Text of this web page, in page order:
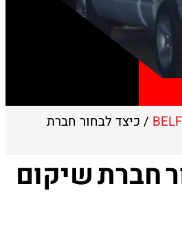
/ כיצד לבחור חברת
חברת שיקום